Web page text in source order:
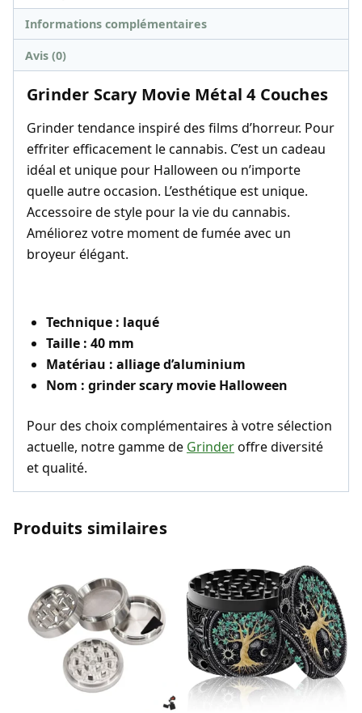
Informations complémentaires
Avis (0)
Grinder Scary Movie Métal 4 Couches
Grinder tendance inspiré des films d’horreur. Pour
effriter efficacement le cannabis. C’est un cadeau
idéal et unique pour Halloween ou n’importe
quelle autre occasion. L’esthétique est unique.
Accessoire de style pour la vie du cannabis.
Améliorez votre moment de fumée avec un
broyeur élégant.
Technique : laqué
Taille : 40 mm
Matériau : alliage d’aluminium
Nom : grinder scary movie Halloween
Pour des choix complémentaires à votre sélection
actuelle, notre gamme de Grinderoffre diversité
et qualité.
Produits similaires